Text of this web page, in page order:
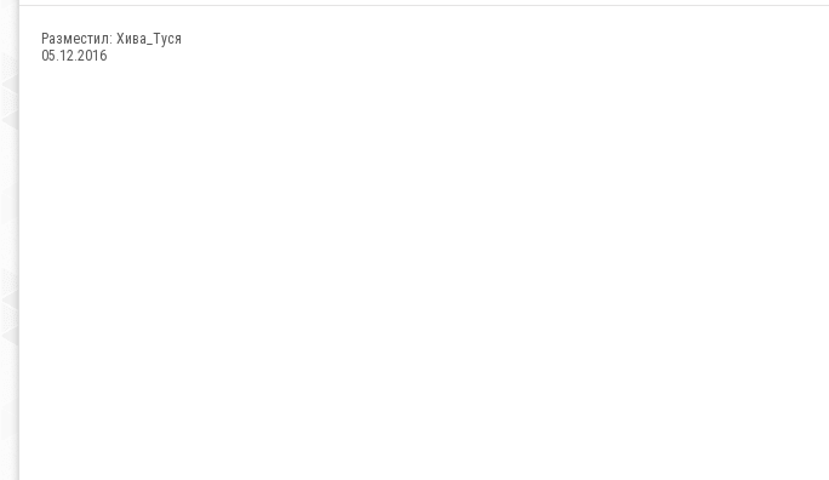
Разместил: Хива_Туся
05.12.2016